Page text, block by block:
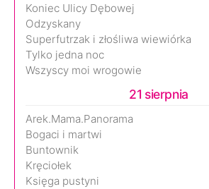
Koniec Ulicy Dębowej
Odzyskany
Superfutrzak i złośliwa wiewiórka
Tylko jedna noc
Wszyscy moi wrogowie
21 sierpnia
Arek.Mama.Panorama
Bogaci i martwi
Buntownik
Kręciołek
Księga pustyni